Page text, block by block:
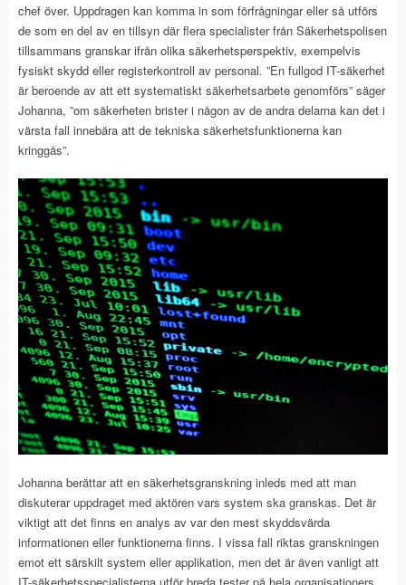
chef över. Uppdragen kan komma in som förfrågningar eller så utförs
de som en del av en tillsyn där flera specialister från Säkerhetspolisen
tillsammans granskar ifrån olika säkerhetsperspektiv, exempelvis
fysiskt skydd eller registerkontroll av personal. ”En fullgod IT-säkerhet
är beroende av att ett systematiskt säkerhetsarbete genomförs” säger
Johanna, ”om säkerheten brister i någon av de andra delarna kan det i
värsta fall innebära att de tekniska säkerhetsfunktionerna kan
kringgås”.
Johanna berättar att en säkerhetsgranskning inleds med att man
diskuterar uppdraget med aktören vars system ska granskas. Det är
viktigt att det finns en analys av var den mest skyddsvärda
informationen eller funktionerna finns. I vissa fall riktas granskningen
emot ett särskilt system eller applikation, men det är även vanligt att